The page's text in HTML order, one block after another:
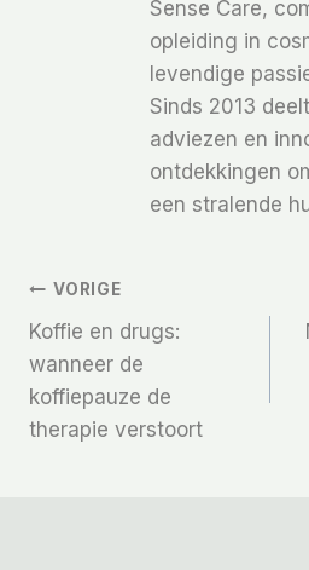
Sense Care,
opleiding in
levendige
Sinds 2013
adviezen en
ontdekkingen
een stralende
Bericht
Navigatie
VORIGE
Koffie en drugs:
wanneer de
koffiepauze de
therapie verstoort